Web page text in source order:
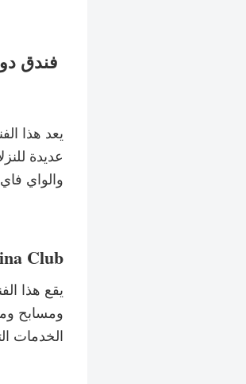
فندق
يعد هذا
عديدة
والواي
Club
يقع هذا
ومسابح
الخدمات